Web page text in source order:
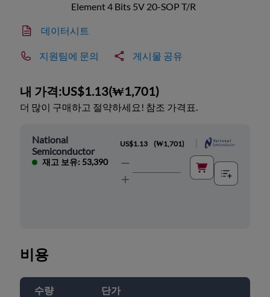
Element 4 Bits 5V 20-SOP T/R
데이터시트
지원팀에 문의 게시물 공유
내 가격:US$1.13(₩1,701)
더 많이 구매하고 절약하세요! 참조 가격표.
National
Semiconductor
재고 보유: 53,390
US$1.13 (₩1,701)
비용
수량 단가